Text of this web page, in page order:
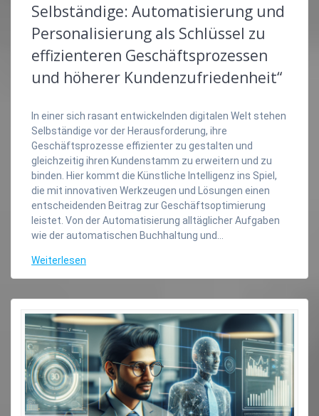
Selbständige: Automatisierung und
Personalisierung als Schlüssel zu
effizienteren Geschäftsprozessen
und höherer Kundenzufriedenheit“
In einer sich rasant entwickelnden digitalen Welt stehen
Selbständige vor der Herausforderung, ihre
Geschäftsprozesse effizienter zu gestalten und
gleichzeitig ihren Kundenstamm zu erweitern und zu
binden. Hier kommt die Künstliche Intelligenz ins Spiel,
die mit innovativen Werkzeugen und Lösungen einen
entscheidenden Beitrag zur Geschäftsoptimierung
leistet. Von der Automatisierung alltäglicher Aufgaben
wie der automatischen Buchhaltung und…
Weiterlesen